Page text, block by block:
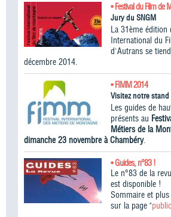
• Festival du Film de
Jury du SNGM
La 31ème édition
International du
d'Autrans se
décembre 2014.
• FIMM 2014
Visitez notre stand
Les guides de
présents au
Métiers de la
dimanche 23 novembre à Chambéry.
• Guides, n°83 !
Le n°83 de la
est disponible !
Sommaire et
sur la page "